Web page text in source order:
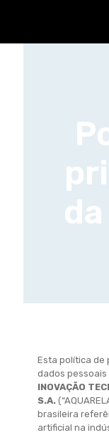
Esta política de
dados
INOVAÇÃO
S.A.
brasileira
artificial na